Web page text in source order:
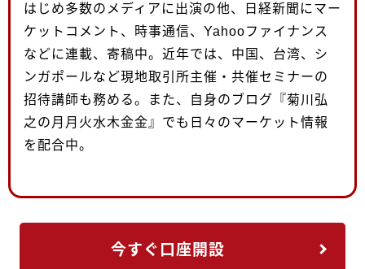
はじめ多数のメディアに出演の他、日経新聞にマー
ケットコメント、時事通信、Yahooファイナンス
などに連載、寄稿中。近年では、中国、台湾、シ
ンガポールなど現地取引所主催・共催セミナーの
招待講師も務める。また、自身のブログ『菊川弘
之の月月火水木金金』でも日々のマーケット情報
を配合中。
今すぐ口座開設